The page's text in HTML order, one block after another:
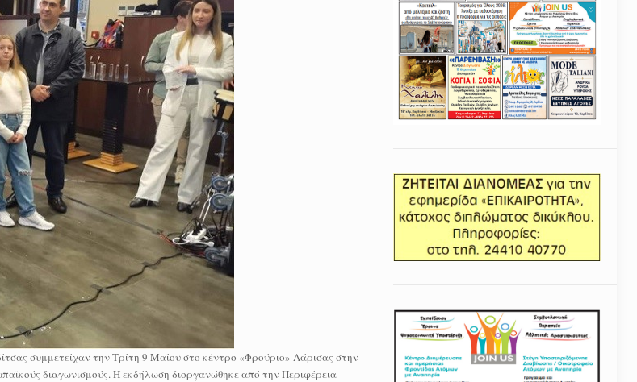
συμμετείχαν την Τρίτη 9 Μαΐου στο κέντρο «Φρούριο» Λάρισας στην
διαγωνισμούς. Η εκδήλωση διοργανώθηκε από την Περιφέρεια